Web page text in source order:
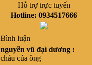
Hỗ trợ trực tuyến
Hotline: 0934517666
Bình luận
nguyễn vũ đại dương :
cháu của ông